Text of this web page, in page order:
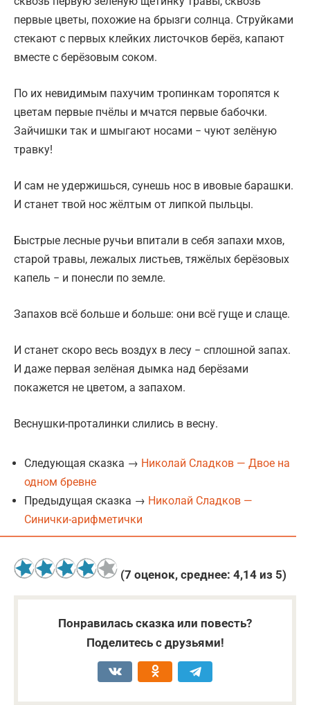
первые цветы, похожие на брызги солнца. Струйками
стекают с первых клейких листочков берёз, капают
вместе с берёзовым соком.
По их невидимым пахучим тропинкам торопятся к
цветам первые пчёлы и мчатся первые бабочки.
Зайчишки так и шмыгают носами − чуют зелёную
травку!
И сам не удержишься, сунешь нос в ивовые барашки.
И станет твой нос жёлтым от липкой пыльцы.
Быстрые лесные ручьи впитали в себя запахи мхов,
старой травы, лежалых листьев, тяжёлых берёзовых
капель − и понесли по земле.
Запахов всё больше и больше: они всё гуще и слаще.
И станет скоро весь воздух в лесу − сплошной запах.
И даже первая зелёная дымка над берёзами
покажется не цветом, а запахом.
Веснушки-проталинки слились в весну.
Следующая сказка → Николай Сладков — Двое на
одном бревне
Предыдущая сказка → Николай Сладков —
Синички-арифметички
(7 оценок, среднее: 4,14 из 5)
Понравилась сказка или повесть?
Поделитесь с друзьями!